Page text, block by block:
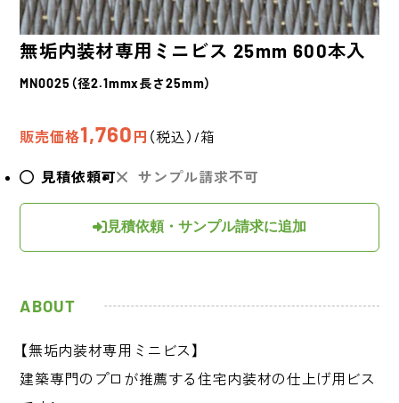
無垢内装材専用ミニビス 25mm 600本入
MN0025（径2.1mmx長さ25mm）
販売価格1,760 円 （税込）/箱
見積依頼可 サンプル請求不可
見積依頼・サンプル請求に追加
ABOUT
【無垢内装材専用ミニビス】
建築専門のプロが推薦する住宅内装材の仕上げ用ビス